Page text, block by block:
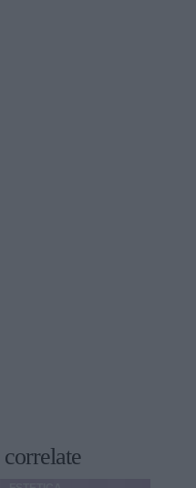
correlate